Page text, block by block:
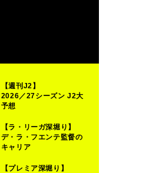
【週刊J2】
2026／27シーズン J2大
予想
【ラ・リーガ深堀り】
デ・ラ・フエンテ監督の
キャリア
【プレミア深堀り】